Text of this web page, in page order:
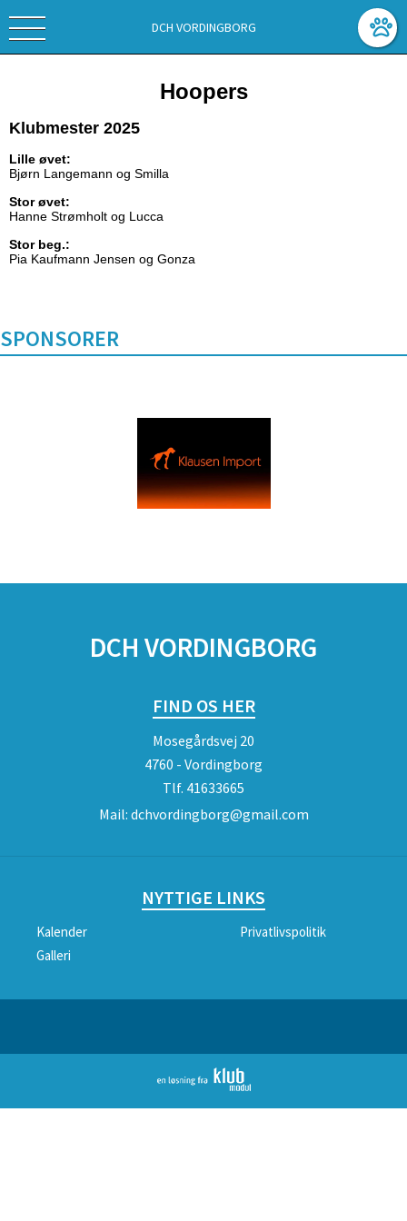
DCH VORDINGBORG
Hoopers
Klubmester 2025
Lille øvet:
Bjørn Langemann og Smilla
Stor øvet:
Hanne Strømholt og Lucca
Stor beg.:
Pia Kaufmann Jensen og Gonza
SPONSORER
DCH VORDINGBORG
FIND OS HER
Mosegårdsvej 20
4760 - Vordingborg
Tlf. 41633665
Mail: dchvordingborg@gmail.com
NYTTIGE LINKS
Kalender
Privatlivspolitik
Galleri